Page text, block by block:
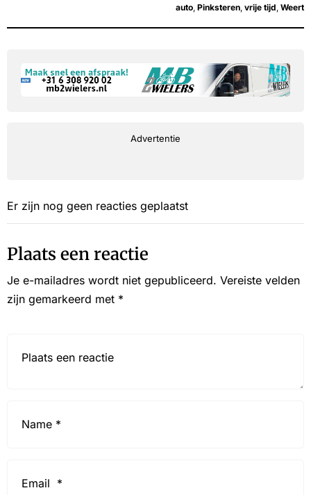
auto Pinksteren vrije tijd Weert
Advertentie
Er zijn nog geen reacties geplaatst
Plaats een reactie
Je e-mailadres wordt niet gepubliceerd. Vereiste velden
zijn gemarkeerd met *